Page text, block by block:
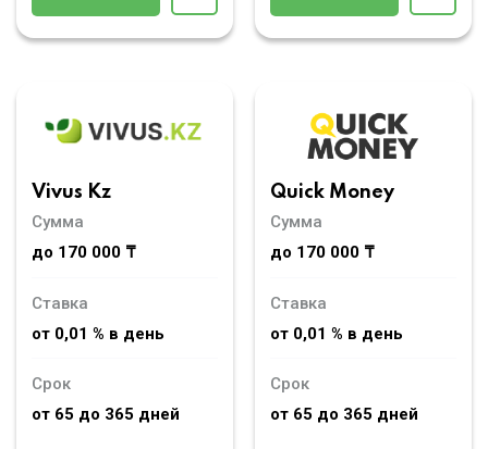
Vivus Kz
Сумма
до 170 000 ₸
Ставка
от 0,01 % в день
Срок
от 65 до 365 дней
Quick Money
Сумма
до 170 000 ₸
Ставка
от 0,01 % в день
Срок
от 65 до 365 дней